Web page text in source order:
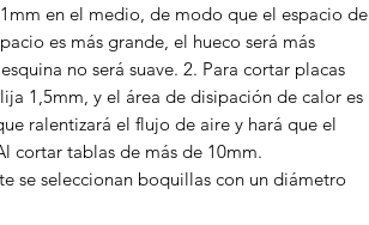
en el medio, de modo que el espacio de
es más grande, el hueco será más
no será suave. 2. Para cortar placas
1,5mm, y el área de disipación de calor es
ralentizará el flujo de aire y hará que el
cortar tablas de más de 10mm.
se seleccionan boquillas con un diámetro